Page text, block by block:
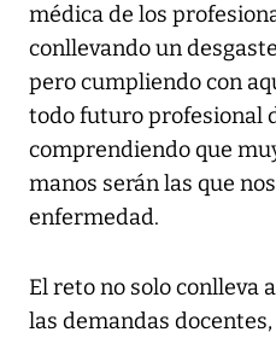
médica de los
conllevando un
pero cumpliendo con
todo futuro profesional
comprendiendo que
manos serán las que
enfermedad.
El reto no solo conlleva
las demandas